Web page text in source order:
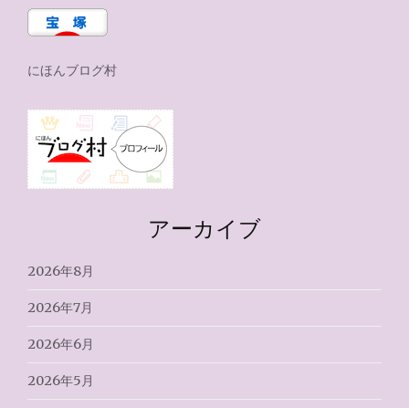
にほんブログ村
アーカイブ
2026年8月
2026年7月
2026年6月
2026年5月